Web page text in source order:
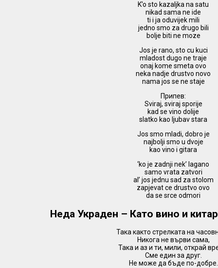
K’o sto kazaljka na satu
nikad sama ne ide
ti i ja oduvijek mili
jedno smo za drugo bili
bolje biti ne moze
Jos je rano, sto cu kuci
mladost dugo ne traje
onaj kome smeta ovo
neka nadje drustvo novo
nama jos se ne staje
Припев:
Sviraj, sviraj sporije
kad se vino dolije
slatko kao ljubav stara
Jos smo mladi, dobro je
najbolji smo u dvoje
kao vino i gitara
‘ko je zadnji nek’ lagano
samo vrata zatvori
al’ jos jednu sad za stolom
zapjevat ce drustvo ovo
da se srce odmori
Неда Украден – Като вино и
Така както стрелката на
Никога не върви сама,
Така и аз и ти, мили, открай
Сме един за друг.
Не може да бъде по-добре.